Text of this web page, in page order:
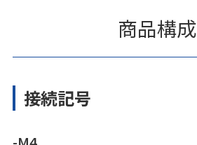
商品構成
接続記号